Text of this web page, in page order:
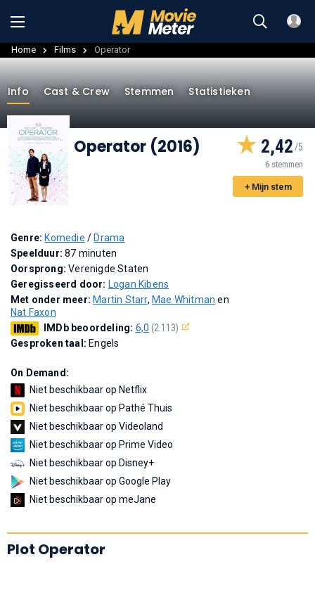
Home Films Operator
Info Cast & Crew Stemmen Statistieken
Operator (2016) 2,42
6 stemmen
+ Mijn stem
Genre: Komedie / Drama
Speelduur:87 minuten
Oorsprong:Verenigde Staten
Geregisseerd door: Logan Kibens
Met onder meer: Martin Starr, Mae Whitman en
Nat Faxon
IMDb beoordeling: 6,0 (2.113)
Gesproken taal: Engels
On Demand:
Niet beschikbaar op Netflix
Niet beschikbaar op Pathé Thuis
Niet beschikbaar op Videoland
Niet beschikbaar op Prime Video
Niet beschikbaar op Disney+
Niet beschikbaar op Google Play
Niet beschikbaar op meJane
Plot Operator